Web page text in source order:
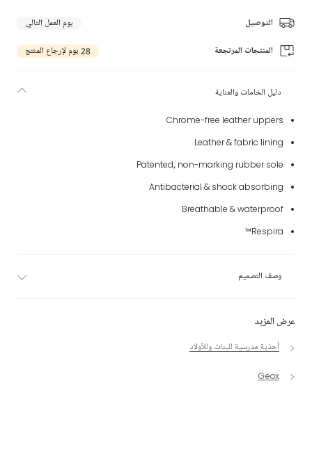
التوصيل يوم العمل التالي
المنتجات المرتجعة 28 يوم لإرجاع المنتج
عرض المزيد
أحذية مدرسية للبنات وللأولاد
Geox
دليل الخامات والعناية
Chrome-free leather uppers
Leather & fabric lining
Patented, non-marking rubber sole
Antibacterial & shock absorbing
Breathable & waterproof
Respira™
وصف التصميم